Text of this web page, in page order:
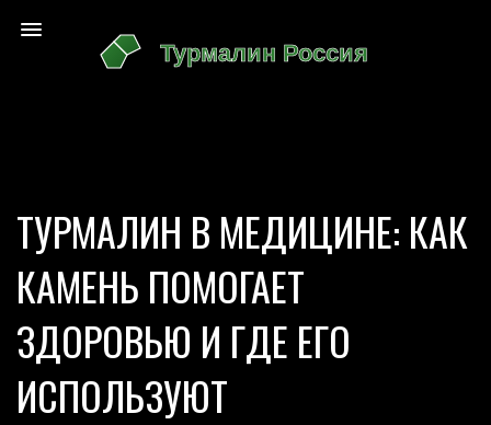
ТУРМАЛИН В МЕДИЦИНЕ: КАК
КАМЕНЬ ПОМОГАЕТ
ЗДОРОВЬЮ И ГДЕ ЕГО
ИСПОЛЬЗУЮТ